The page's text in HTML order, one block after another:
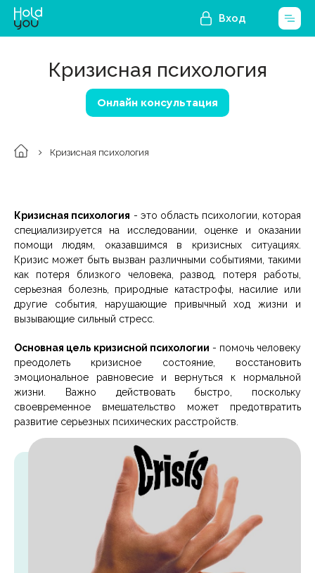
Вход
Кризисная психология
Онлайн консультация
Кризисная психология
Кризисная психология - это область психологии, которая
специализируется на исследовании, оценке и оказании
помощи людям, оказавшимся в кризисных ситуациях.
Кризис может быть вызван различными событиями, такими
как потеря близкого человека, развод, потеря работы,
серьезная болезнь, природные катастрофы, насилие или
другие события, нарушающие привычный ход жизни и
вызывающие сильный стресс.
Основная цель кризисной психологии - помочь человеку
преодолеть кризисное состояние, восстановить
эмоциональное равновесие и вернуться к нормальной
жизни. Важно действовать быстро, поскольку
своевременное вмешательство может предотвратить
развитие серьезных психических расстройств.